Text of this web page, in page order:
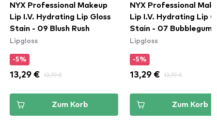
NYX Professional Makeup
Lip I.V. Hydrating Lip Gloss
Stain - 09 Blush Rush
Lipgloss
-5%
13,29 € 13,99 €
Zum Korb
NYX Professional
Lip I.V. Hydrating Lip
Stain - 07 Bubblegum
Lipgloss
-5%
13,29 € 13,99 €
Zum Korb